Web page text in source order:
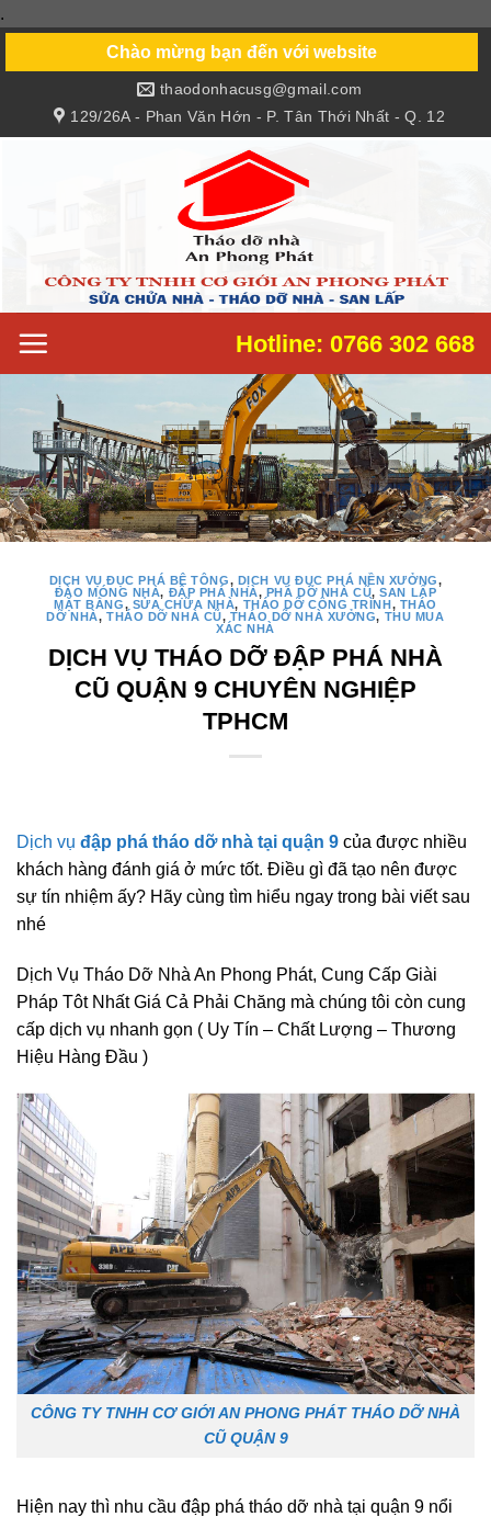
.
content
Chào mừng bạn đến với website
129/26A - Phan Văn Hớn - P. Tân Thới Nhất - Q. 12
thaodonhacusg@gmail.com
Hotline: 0766 302 668
DỊCH VỤ ĐỤC PHÁ BÊ TÔNG, DỊCH VỤ ĐỤC PHÁ NỀN XƯỞNG,
ĐÀO MÓNG NHÀ, ĐẬP PHÁ NHÀ, PHÁ DỠ NHÀ CŨ,SAN LẤP
MẶT BẰNG, SỬA CHỮA NHÀ, THÁO DỠ CÔNG TRÌNH, THÁO
DỠ NHÀ, THÁO DỠ NHÀ CŨ, THÁO DỠ NHÀ XƯỞNG, THU MUA
XÁC NHÀ
DỊCH VỤ THÁO DỠ ĐẬP PHÁ NHÀ
CŨ QUẬN 9 CHUYÊN NGHIỆP
TPHCM
Dịch vụ đập phá tháo dỡ nhà tại quận 9 của được nhiều
khách hàng đánh giá ở mức tốt. Điều gì đã tạo nên được
sự tín nhiệm ấy? Hãy cùng tìm hiểu ngay trong bài viết sau
nhé
Dịch Vụ Tháo Dỡ Nhà An Phong Phát, Cung Cấp Giài
Pháp Tôt Nhất Giá Cả Phải Chăng mà chúng tôi còn cung
cấp dịch vụ nhanh gọn ( Uy Tín – Chất Lượng – Thương
Hiệu Hàng Đầu )
CÔNG TY TNHH CƠ GIỚI AN PHONG PHÁT THÁO DỠ NHÀ
CŨ QUẬN 9
Hiện nay thì nhu cầu đập phá tháo dỡ nhà tại quận 9 nổi